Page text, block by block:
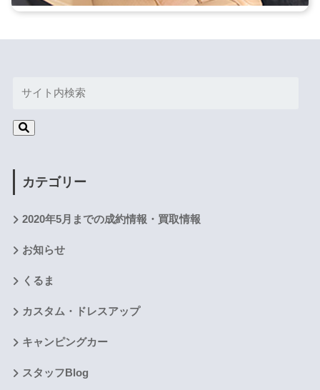
カテゴリー
2020年5月までの成約情報・買取情報
お知らせ
くるま
カスタム・ドレスアップ
キャンピングカー
スタッフBlog